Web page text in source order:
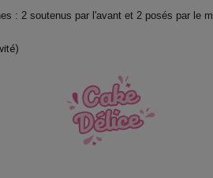
: 2 soutenus par l'avant et 2 posés par le